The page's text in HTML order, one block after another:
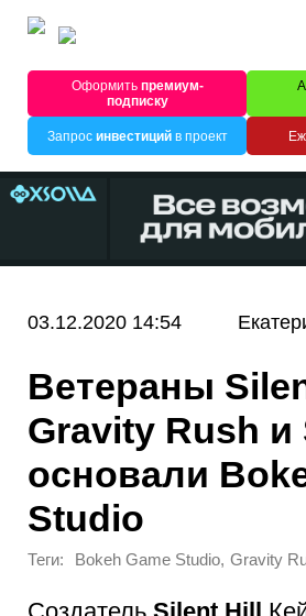
Оформитьпремиум-
подписку
Запрос инвестицийв проект
03.12.2020 14:54
Ветераны
Gravity Rush и
основали
Studio
Теги: Bokeh Game Studio, Gravity